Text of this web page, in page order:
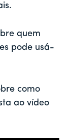
quem
pode usá-
como
ao vídeo